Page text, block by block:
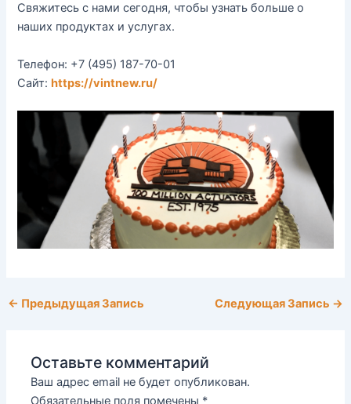
Свяжитесь с нами сегодня, чтобы узнать больше о
наших продуктах и услугах.
Телефон: +7 (495) 187-70-01
Сайт:https://vintnew.ru/
← Предыдущая Запись Следующая Запись →
Оставьте комментарий
Ваш адрес email не будет опубликован.